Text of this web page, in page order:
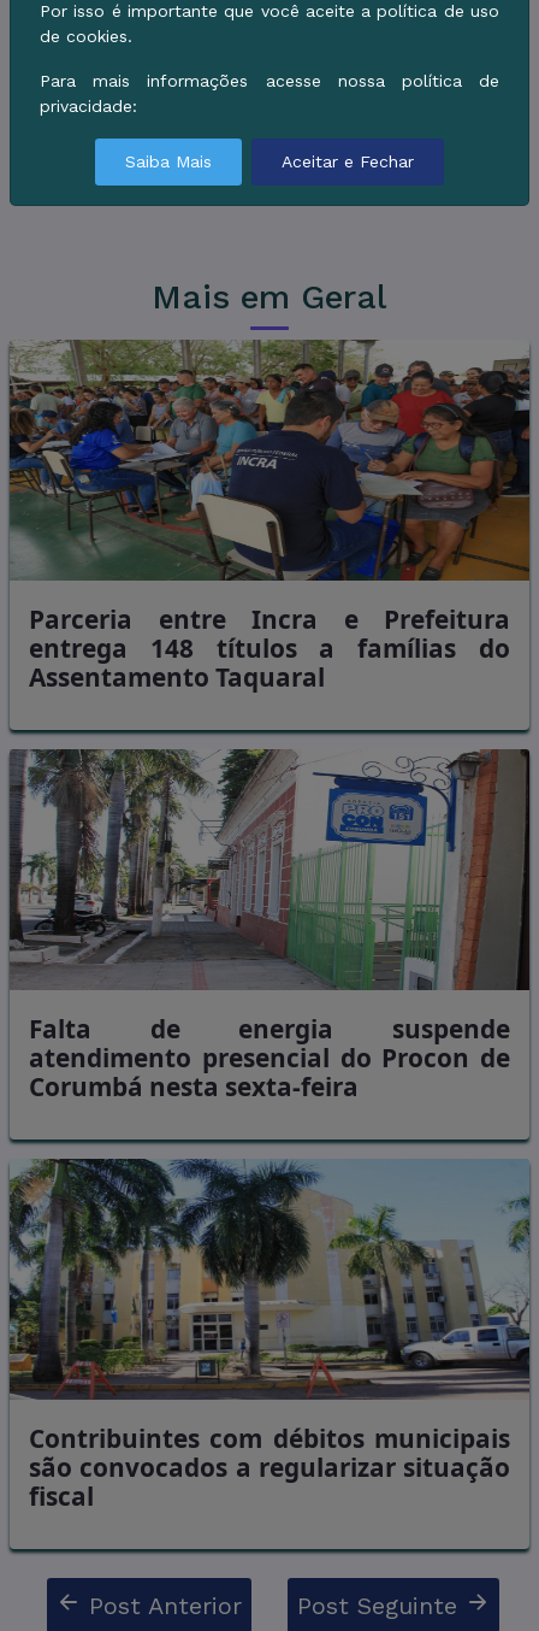
Participe do Orçamento Participativo 2027 e
ajude a construir uma cidade cada vez melhor
para todos!
Clique aqui neste link para participar
Mais em Geral
Parceria entre Incra e Prefeitura
entrega 148 títulos a famílias do
Assentamento Taquaral
Falta de energia suspende
atendimento presencial do Procon de
Corumbá nesta sexta-feira
Contribuintes com débitos municipais
são convocados a regularizar situação
fiscal
Post Anterior Post Seguinte
Por isso é importante que você aceite a política de uso
de cookies.
Para mais informações acesse nossa política de
privacidade:
Saiba Mais Aceitar e Fechar